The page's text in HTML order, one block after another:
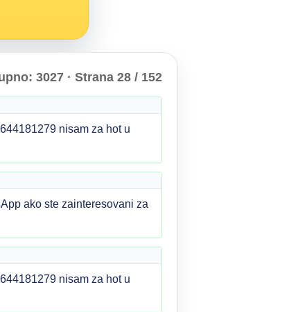
3027 · Strana 28 / 152
nisam za hot u
ako ste zainteresovani za
nisam za hot u